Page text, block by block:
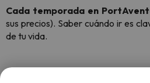
Cada temporada en
sus precios). Saber cuándo ir es
de tu vida.
Temporada de Halloween